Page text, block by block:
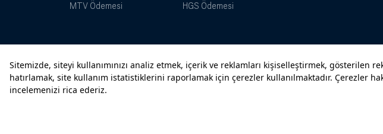
MTV Ödemesi
HGS Ödemesi